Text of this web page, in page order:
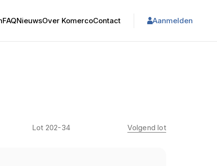
FAQNieuwsOver KomercoContact Aanmelden
Lot 202-34 Volgend lot